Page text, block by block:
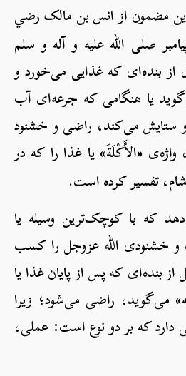
مضمون از انس بن مالک رضي
صلی الله علیه و آله و سلم
از بنده‌ای که غذایی می‌خورد و
یا هنگامی که جرعه‌ای آب
ستایش می‌کند، راضی و خشنود
واژه‌ی «الأَكْلَةَ» یا غذا را که در
تفسیر کرده است.
که با کوچک‌ترین وسیله یا
و خشنودی الله عزوجل را کسب
بنده‌ای که پس از پایان غذا یا
می‌گوید، راضی می‌شود؛ زیرا
دارد که بر دو نوع است: عملی،